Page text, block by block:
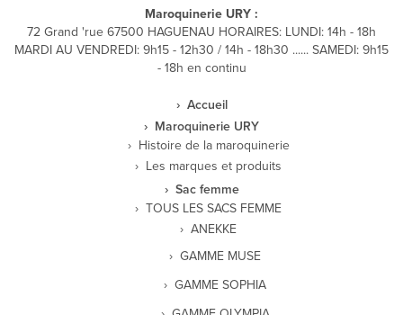
Maroquinerie URY :
72 Grand 'rue 67500 HAGUENAU HORAIRES: LUNDI: 14h - 18h
MARDI AU VENDREDI: 9h15 - 12h30 / 14h - 18h30 ...... SAMEDI: 9h15
- 18h en continu
Accueil
Maroquinerie URY
Histoire de la maroquinerie
Les marques et produits
Sac femme
TOUS LES SACS FEMME
ANEKKE
GAMME MUSE
GAMME SOPHIA